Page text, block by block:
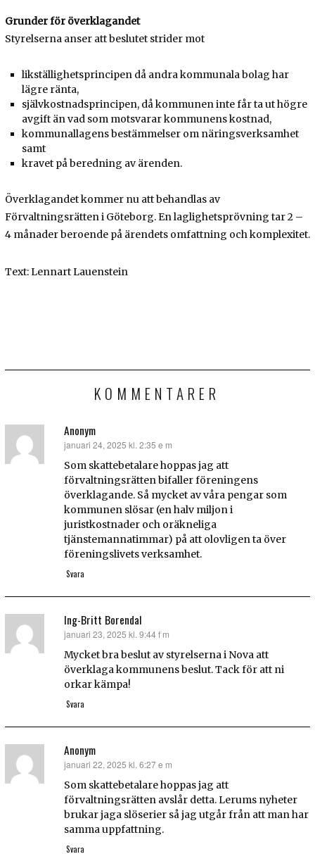
Grunder för överklagandet
Styrelserna anser att beslutet strider mot
likställighetsprincipen då andra kommunala bolag har
lägre ränta,
självkostnadsprincipen, då kommunen inte får ta ut högre
avgift än vad som motsvarar kommunens kostnad,
kommunallagens bestämmelser om näringsverksamhet
samt
kravet på beredning av ärenden.
Överklagandet kommer nu att behandlas av
Förvaltningsrätten i Göteborg. En laglighetsprövning tar 2 –
4 månader beroende på ärendets omfattning och komplexitet.
Text: Lennart Lauenstein
KOMMENTARER
Anonym
skriver:
januari 24, 2025 kl. 2:35 e m
Som skattebetalare hoppas jag att
förvaltningsrätten bifaller föreningens
överklagande. Så mycket av våra pengar som
kommunen slösar (en halv miljon i
juristkostnader och oräkneliga
tjänstemannatimmar) på att olovligen ta över
föreningslivets verksamhet.
Svara
Ing-Britt Borendal
skriver:
januari 23, 2025 kl. 9:44 f m
Mycket bra beslut av styrelserna i Nova att
överklaga kommunens beslut. Tack för att ni
orkar kämpa!
Svara
Anonym
skriver:
januari 22, 2025 kl. 6:27 e m
Som skattebetalare hoppas jag att
förvaltningsrätten avslår detta. Lerums nyheter
brukar jaga slöserier så jag utgår från att man har
samma uppfattning.
Svara